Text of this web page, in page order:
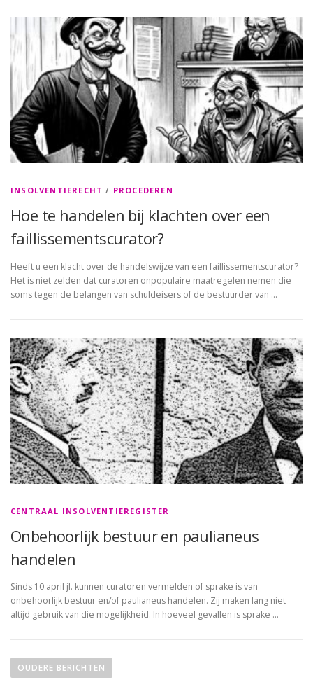
INSOLVENTIERECHT / PROCEDEREN
Hoe te handelen bij klachten over een
faillissementscurator?
Heeft u een klacht over de handelswijze van een faillissementscurator?
Het is niet zelden dat curatoren onpopulaire maatregelen nemen die
soms tegen de belangen van schuldeisers of de bestuurder van …
CENTRAAL INSOLVENTIEREGISTER
Onbehoorlijk bestuur en paulianeus
handelen
Sinds 10 april jl. kunnen curatoren vermelden of sprake is van
onbehoorlijk bestuur en/of paulianeus handelen. Zij maken lang niet
altijd gebruik van die mogelijkheid. In hoeveel gevallen is sprake …
eOUDERE BERICHTEN